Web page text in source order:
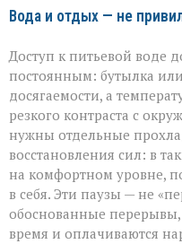
Вода и отдых — не
Доступ к питьевой воде
постоянным: бутылка
досягаемости, а
резкого контраста с
нужны отдельные
восстановления сил: в
на комфортном уровне,
в себя. Эти паузы — не
обоснованные перерывы,
время и оплачиваются